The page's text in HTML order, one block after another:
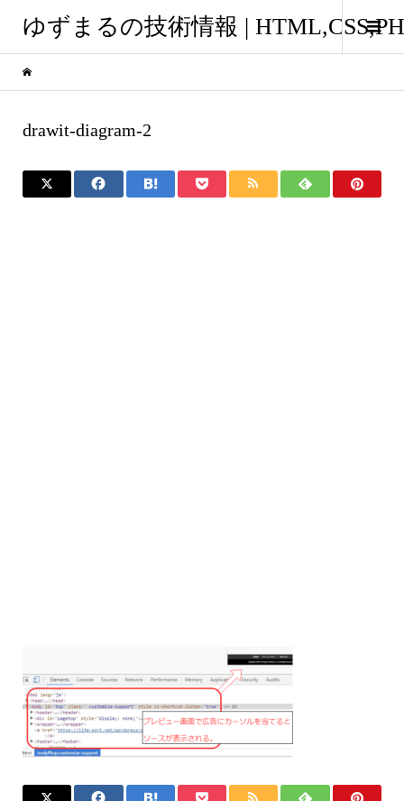
ゆずまるの技術情報 |
drawit-diagram-2